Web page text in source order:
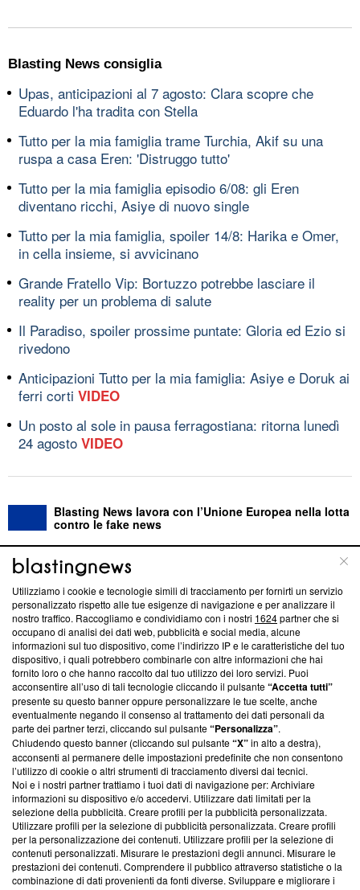
Blasting News consiglia
Upas, anticipazioni al 7 agosto: Clara scopre che
Eduardo l'ha tradita con Stella
Tutto per la mia famiglia trame Turchia, Akif su una
ruspa a casa Eren: 'Distruggo tutto'
Tutto per la mia famiglia episodio 6/08: gli Eren
diventano ricchi, Asiye di nuovo single
Tutto per la mia famiglia, spoiler 14/8: Harika e Omer,
in cella insieme, si avvicinano
Grande Fratello Vip: Bortuzzo potrebbe lasciare il
reality per un problema di salute
Il Paradiso, spoiler prossime puntate: Gloria ed Ezio si
rivedono
Anticipazioni Tutto per la mia famiglia: Asiye e Doruk ai
ferri corti VIDEO
Un posto al sole in pausa ferragostiana: ritorna lunedì
24 agosto VIDEO
Blasting News lavora con l’Unione Europea nella lotta
contro le fake news
ABOUT LINEA EDITORIALE
Questa sezione offre informazioni trasparenti su Blasting
News, sui nostri processi editoriali e su come ci impegniamo a
creare news di qualità. Inoltre, afferma la nostra aderenza a
‘Trust Project - News with Integrity’Blasting News non è
ancora membro del programma, ma ha richiesto di farne
parte; Trust Project non ha ancora effettuato una verifica di
conformità agli standard.
Su di noi
Team editoriale
Corporate
Redazione
Informativa Privacy
Cookie Policy
Utilizziamo i cookie e tecnologie simili di tracciamento per fornirti un servizio
personalizzato rispetto alle tue esigenze di navigazione e per analizzare il
nostro traffico. Raccogliamo e condividiamo con i nostri 1624partner che si
occupano di analisi dei dati web, pubblicità e social media, alcune
informazioni sul tuo dispositivo, come l’indirizzo IP e le caratteristiche del tuo
dispositivo, i quali potrebbero combinarle con altre informazioni che hai
fornito loro o che hanno raccolto dal tuo utilizzo dei loro servizi. Puoi
acconsentire all’uso di tali tecnologie cliccando il pulsante“Accetta tutti”
presente su questo banner oppure personalizzare le tue scelte, anche
eventualmente negando il consenso al trattamento dei dati personali da
parte dei partner terzi, cliccando sul pulsante“Personalizza”.
Chiudendo questo banner (cliccando sul pulsante“X”in alto a destra),
acconsenti al permanere delle impostazioni predefinite che non consentono
l’utilizzo di cookie o altri strumenti di tracciamento diversi dai tecnici.
Noi e i nostri partner trattiamo i tuoi dati di navigazione per: Archiviare
informazioni su dispositivo e/o accedervi. Utilizzare dati limitati per la
selezione della pubblicità. Creare profili per la pubblicità personalizzata.
Utilizzare profili per la selezione di pubblicità personalizzata. Creare profili
per la personalizzazione dei contenuti. Utilizzare profili per la selezione di
contenuti personalizzati. Misurare le prestazioni degli annunci. Misurare le
prestazioni dei contenuti. Comprendere il pubblico attraverso statistiche o la
combinazione di dati provenienti da fonti diverse. Sviluppare e migliorare i